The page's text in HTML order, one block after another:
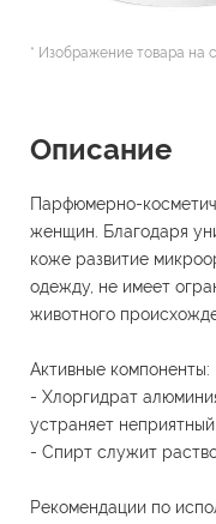
* Изображение товара на
Описание
Парфюмерно-
женщин. Благодаря
коже развитие
одежду, не имеет
животного
Активные компоненты:
- Хлоргидрат
устраняет неприятный
- Спирт служит
Рекомендации по